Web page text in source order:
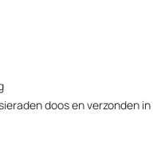
doos en